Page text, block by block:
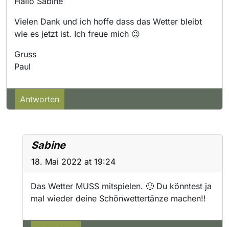
Vielen Dank und ich hoffe dass das Wetter bleibt
wie es jetzt ist. Ich freue mich 😉
Gruss
Paul
Antworten
Sabine
18. Mai 2022 at 19:24
Das Wetter MUSS mitspielen. 🙂 Du könntest ja
mal wieder deine Schönwettertänze machen!!